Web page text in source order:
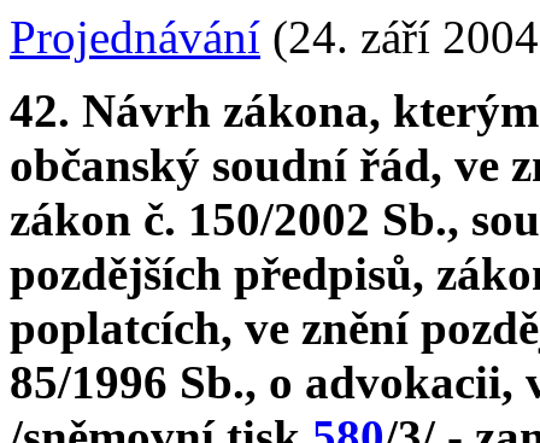
Projednávání (24. září
42. Návrh zákona,
občanský soudní řád, ve
zákon č. 150/2002 Sb.,
pozdějších předpisů,
poplatcích, ve znění
85/1996 Sb., o advokacii,